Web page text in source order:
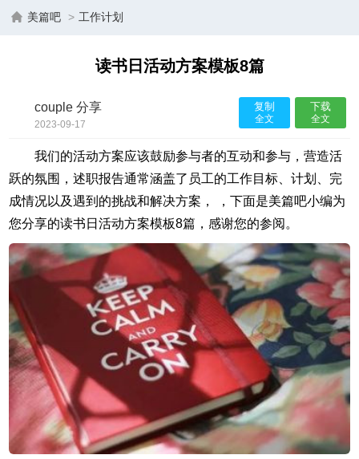
美篇吧 > 工作计划
读书日活动方案模板8篇
couple 分享
2023-09-17
复制
全文
下载
全文
我们的活动方案应该鼓励参与者的互动和参与，营造活
跃的氛围，述职报告通常涵盖了员工的工作目标、计划、完
成情况以及遇到的挑战和解决方案， ，下面是美篇吧小编为
您分享的读书日活动方案模板8篇，感谢您的参阅。